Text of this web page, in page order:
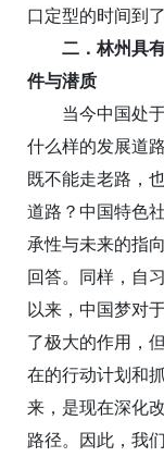
口定型的时间到了
二．林州具
件与潜质
当今中国处于
什么样的发展道
既不能走老路，
道路？中国特色
承性与未来的指
回答。同样，自
以来，中国梦对
了极大的作用，
在的行动计划和
来，是现在深化
路径。因此，我